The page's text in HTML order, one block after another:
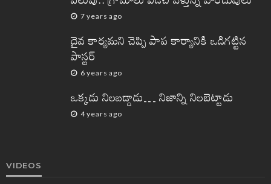
7 years ago
దైవ కార్యమని చెప్పి పాప కార్యానికి ఒడిగట్టిన
పాస్టర్
6 years ago
ఒక్కడు నిలబడ్డాడు… నిజాన్ని నిలబెట్టాడు
4 years ago
VIDEOS